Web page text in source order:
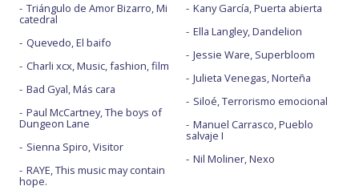
Triángulo de Amor Bizarro, Mi
catedral
Quevedo, El baifo
Charli xcx, Music, fashion, film
Bad Gyal, Más cara
Paul McCartney, The boys of
Dungeon Lane
Sienna Spiro, Visitor
RAYE, This music may contain
hope.
Kany García, Puerta abierta
Ella Langley, Dandelion
Jessie Ware, Superbloom
Julieta Venegas, Norteña
Siloé, Terrorismo emocional
Manuel Carrasco, Pueblo
salvaje I
Nil Moliner, Nexo